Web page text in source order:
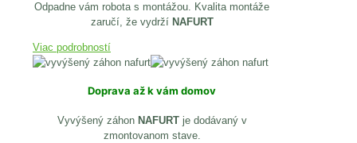
Odpadne vám robota s montážou. Kvalita montáže
zaručí, že vydrží NAFURT
Viac podrobností
Doprava až k vám domov
Vyvýšený záhon NAFURTje dodávaný v
zmontovanom stave.